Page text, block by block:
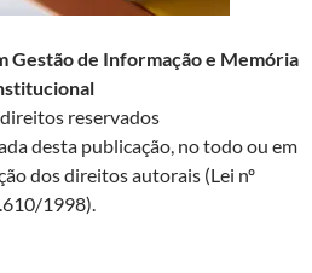
Gestão de Informação e Memória
reservados
desta publicação, no todo ou em
dos direitos autorais (Lei nº
1998).